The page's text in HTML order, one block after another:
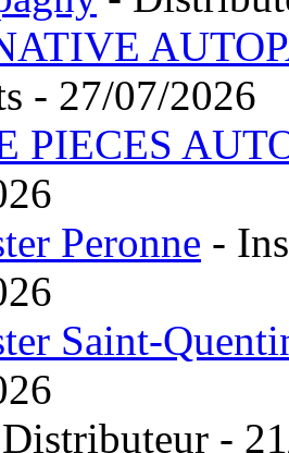
- 27/07/2026
PIECES
Peronne -
Saint-
-